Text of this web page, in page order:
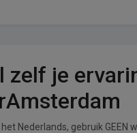
zelf je
Nederlands, gebruik GEEN